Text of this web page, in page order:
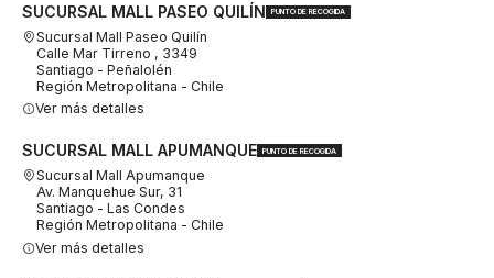
SUCURSAL MALL PASEO QUILÍN PUNTO DE RECOGIDA
Sucursal Mall Paseo Quilín
Calle Mar Tirreno , 3349
Santiago - Peñalolén
Región Metropolitana - Chile
Ver más detalles
SUCURSAL MALL APUMANQUE PUNTO DE RECOGIDA
Sucursal Mall Apumanque
Av. Manquehue Sur, 31
Santiago - Las Condes
Región Metropolitana - Chile
Ver más detalles